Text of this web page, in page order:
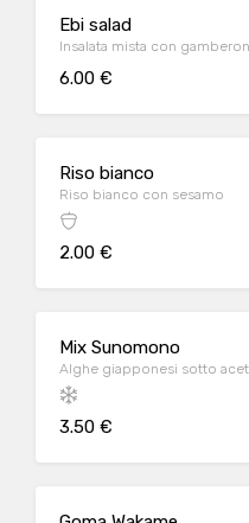
Ebi salad
Insalata mista con
6.00 €
Riso bianco
Riso bianco con sesamo
2.00 €
Mix Sunomono
Alghe giapponesi sotto
3.50 €